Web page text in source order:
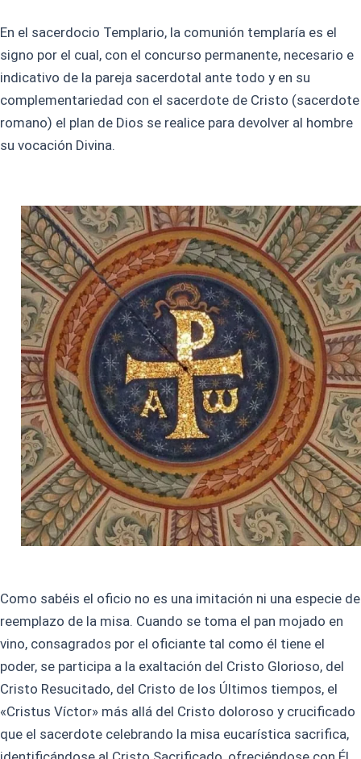
En el sacerdocio Templario, la comunión templaría es el
signo por el cual, con el concurso permanente, necesario e
indicativo de la pareja sacerdotal ante todo y en su
complementariedad con el sacerdote de Cristo (sacerdote
romano) el plan de Dios se realice para devolver al hombre
su vocación Divina.
Como sabéis el oficio no es una imitación ni una especie de
reemplazo de la misa. Cuando se toma el pan mojado en
vino, consagrados por el oficiante tal como él tiene el
poder, se participa a la exaltación del Cristo Glorioso, del
Cristo Resucitado, del Cristo de los Últimos tiempos, el
«Cristus Víctor» más allá del Cristo doloroso y crucificado
que el sacerdote celebrando la misa eucarística sacrifica,